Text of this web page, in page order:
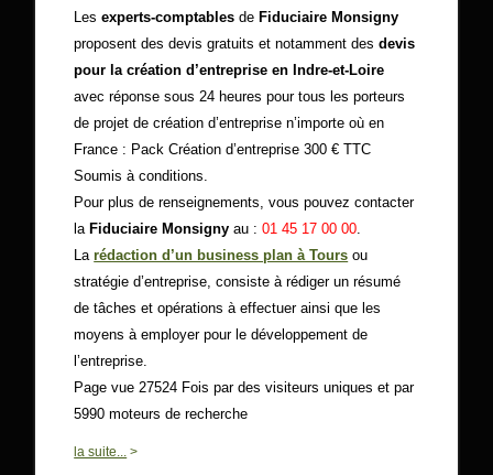
Les experts-comptables de Fiduciaire Monsigny
proposent des devis gratuits et notamment desdevis
pour la création d’entreprise en Indre-et-Loire
avec réponse sous 24 heures pour tous les porteurs
de projet de création d’entreprise n’importe où en
France : Pack Création d’entreprise 300 € TTC
Soumis à conditions.
Pour plus de renseignements, vous pouvez contacter
la Fiduciaire Monsigny au : 01 45 17 00 00.
Larédaction d’un business plan à Tours ou
stratégie d’entreprise, consiste à rédiger un résumé
de tâches et opérations à effectuer ainsi que les
moyens à employer pour le développement de
l’entreprise.
Page vue 27524 Fois par des visiteurs uniques et par
5990 moteurs de recherche
la suite... >